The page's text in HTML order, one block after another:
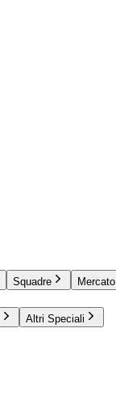
Squadre Mercato
Altri Speciali